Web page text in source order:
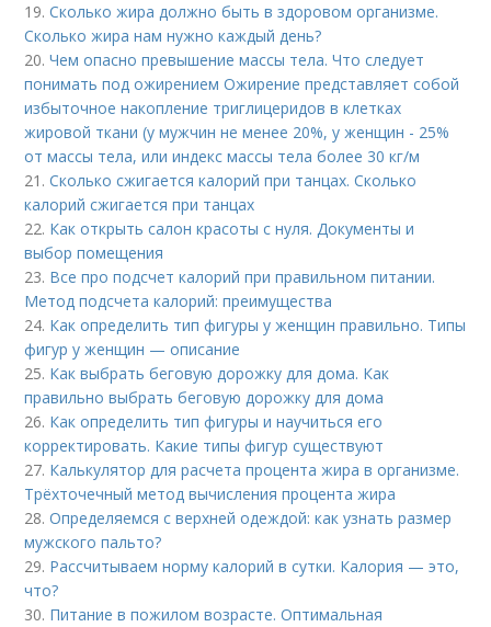
19.Сколько жира должно быть в здоровом организме.
Сколько жира нам нужно каждый день?
20.Чем опасно превышение массы тела. Что следует
понимать под ожирением Ожирение представляет собой
избыточное накопление триглицеридов в клетках
жировой ткани (у мужчин не менее 20%, у женщин - 25%
от массы тела, или индекс массы тела более 30 кг/м
21.Сколько сжигается калорий при танцах. Сколько
калорий сжигается при танцах
22. Как открыть салон красоты с нуля. Документы и
выбор помещения
23. Все про подсчет калорий при правильном питании.
Метод подсчета калорий: преимущества
24. Как определить тип фигуры у женщин правильно. Типы
фигур у женщин — описание
25. Как выбрать беговую дорожку для дома. Как
правильно выбрать беговую дорожку для дома
26. Как определить тип фигуры и научиться его
корректировать. Какие типы фигур существуют
27. Калькулятор для расчета процента жира в организме.
Трёхточечный метод вычисления процента жира
28.Определяемся с верхней одеждой: как узнать размер
мужского пальто?
29. Рассчитываем норму калорий в сутки. Калория — это,
что?
30. Питание в пожилом возрасте. Оптимальная